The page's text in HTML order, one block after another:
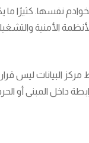
الأمنية
البيانات ليس
داخل المبنى أو